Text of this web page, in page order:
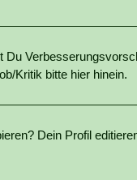
Kritik bitte hier hinein.
Dein Profil